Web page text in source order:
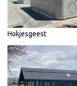
Hokjesgeest